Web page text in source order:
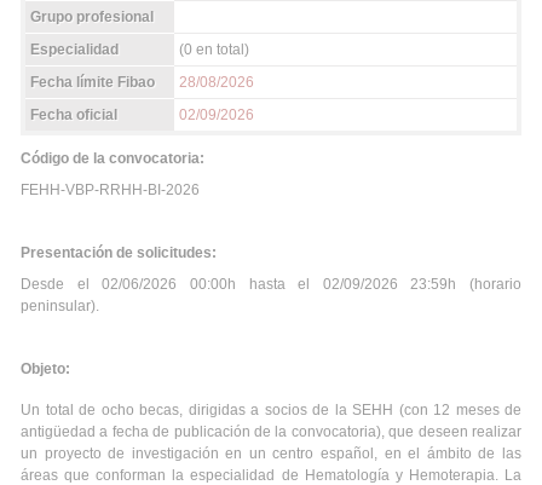
Grupo profesional
Especialidad
(0 en total)
Fecha límite Fibao
28/08/2026
Fecha oficial
02/09/2026
Código de la convocatoria:
FEHH-VBP-RRHH-BI-2026
Presentación de solicitudes:
Desde el 02/06/2026 00:00h hasta el 02/09/2026 23:59h (horario
peninsular).
Objeto:
Un total de ocho becas, dirigidas a socios de la SEHH (con 12 meses de
antigüedad a fecha de publicación de la convocatoria), que deseen realizar
un proyecto de investigación en un centro español, en el ámbito de las
áreas que conforman la especialidad de Hematología y Hemoterapia. La